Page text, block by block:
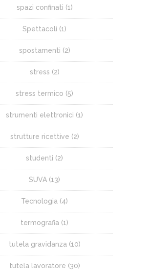
spazi confinati (1)
Spettacoli (1)
spostamenti (2)
stress (2)
stress termico (5)
strumenti elettronici (1)
strutture ricettive (2)
studenti (2)
SUVA (13)
Tecnologia (4)
termografia (1)
tutela gravidanza (10)
tutela lavoratore (30)